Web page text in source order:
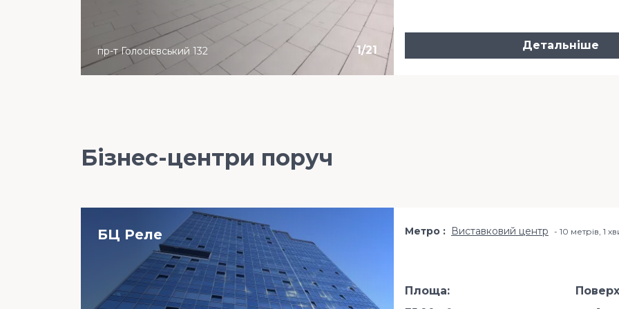
1/21
пр-т Голосієвський 132 Детальніше
Бізнес-центри поруч
БЦ Реле Метро Виставковий центр 10 метрів, 1
Площа: